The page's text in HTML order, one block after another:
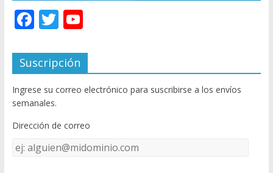
F
e
b
o
o
k
T
itt
er
Y
u
T
u
e
C
Suscripción
Ingrese su correo electrónico para suscribirse a los envíos
semanales.
Dirección de correo
Dirección
de